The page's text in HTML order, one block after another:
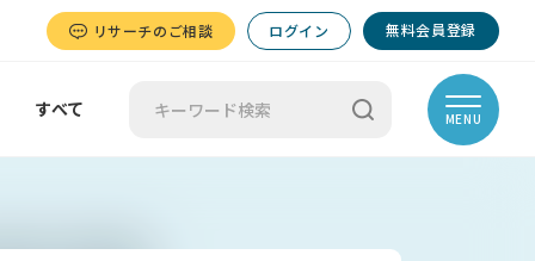
リサーチのご相談 ログイン 無料会員登録
すべて MENU